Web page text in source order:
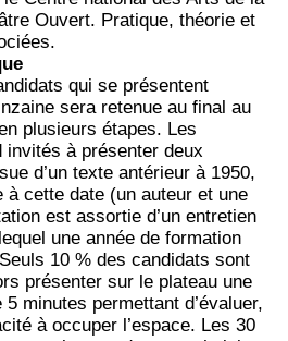
Ouvert. Pratique, théorie et
qui se présentent
sera retenue au final au
plusieurs étapes. Les
invités à présenter deux
d’un texte antérieur à 1950,
à cette date (un auteur et une
est assortie d’un entretien
une année de formation
10 % des candidats sont
présenter sur le plateau une
minutes permettant d’évaluer,
à occuper l’espace. Les 30